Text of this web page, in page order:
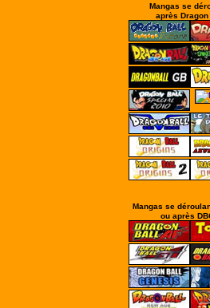
Mangas se
après Dragon
Mangas se
ou après